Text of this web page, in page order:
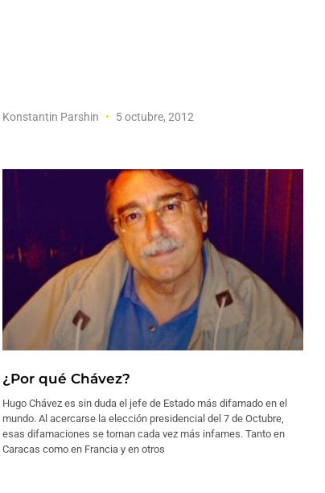
Konstantin Parshin 5 octubre, 2012
¿Por qué Chávez?
Hugo Chávez es sin duda el jefe de Estado más difamado en el
mundo. Al acercarse la elección presidencial del 7 de Octubre,
esas difamaciones se tornan cada vez más infames. Tanto en
Caracas como en Francia y en otros